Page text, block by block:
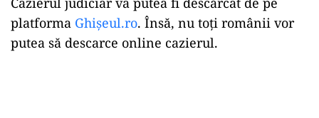
platforma Ghișeul.ro. Însă, nu toți românii vor
putea să descarce online cazierul.